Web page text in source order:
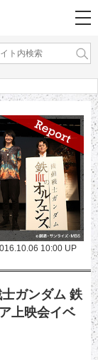
10:00 UP
ガンダム 鉄
上映会イベ